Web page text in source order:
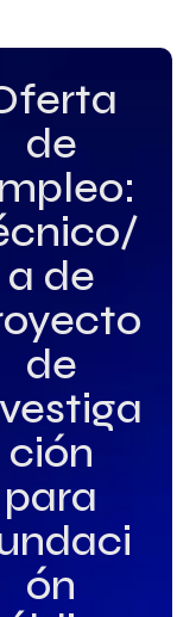
de
a de
de
ción
para
ón